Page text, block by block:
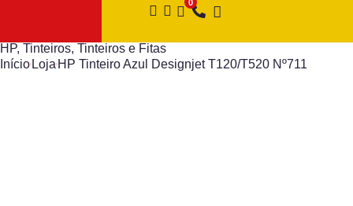
HP, Tinteiros, Tinteiros e Fitas
Início Loja HP Tinteiro Azul Designjet T120/T520 Nº711